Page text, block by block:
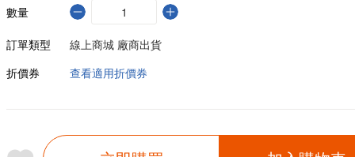
數量
訂單類型
線上商城 廠商出貨
折價券
查看適用折價券